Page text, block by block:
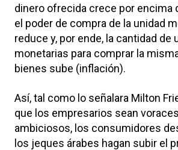
dinero ofrecida crece por encima
el poder de compra de la unidad
reduce y, por ende, la cantidad de
monetarias para comprar la
bienes sube (inflación).
Así, tal como lo señalara Milton
que los empresarios sean
ambiciosos, los consumidores
los jeques árabes hagan subir el